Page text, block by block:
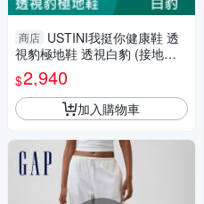
商店 USTINI我挺你健康鞋 透
視豹極地鞋 透視白豹 (接地氣
鞋)
$2,940
加入購物車